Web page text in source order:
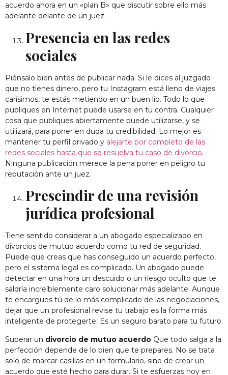
acuerdo ahora en un «plan B» que discutir sobre ello más
adelante delante de un juez.
Presencia en las redes
sociales
Piénsalo bien antes de publicar nada. Si le dices al juzgado
que no tienes dinero, pero tu Instagram está lleno de viajes
carísimos, te estás metiendo en un buen lío. Todo lo que
publiques en Internet puede usarse en tu contra. Cualquier
cosa que publiques abiertamente puede utilizarse, y se
utilizará, para poner en duda tu credibilidad. Lo mejor es
mantener tu perfil privado y alejarte por completo de las
redes sociales hasta que se resuelva tu caso de divorcio.
Ninguna publicación merece la pena poner en peligro tu
reputación ante un juez.
Prescindir de una revisión
jurídica profesional
Tiene sentido considerar a un abogado especializado en
divorcios de mutuo acuerdo como tu red de seguridad.
Puede que creas que has conseguido un acuerdo perfecto,
pero el sistema legal es complicado. Un abogado puede
detectar en una hora un descuido o un riesgo oculto que te
saldría increíblemente caro solucionar más adelante. Aunque
te encargues tú de lo más complicado de las negociaciones,
dejar que un profesional revise tu trabajo es la forma más
inteligente de protegerte. Es un seguro barato para tu futuro.
Superar un divorcio de mutuo acuerdo Que todo salga a la
perfección depende de lo bien que te prepares. No se trata
solo de marcar casillas en un formulario, sino de crear un
acuerdo que esté hecho para durar. Si te esfuerzas hoy en